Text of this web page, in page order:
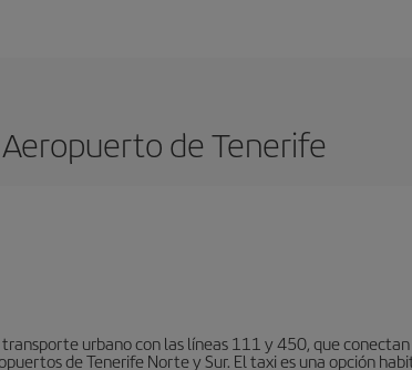
Aeropuerto de Tenerife
urbano con las líneas 111 y 450, que
de Tenerife Norte y Sur. El taxi es una opción